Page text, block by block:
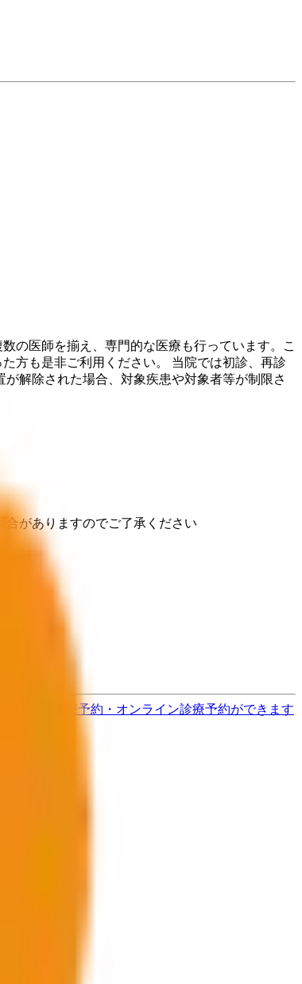
の医師を揃え、専門的な医療も行っています。こ
方も是非ご利用ください。 当院では初診、再診
解除された場合、対象疾患や対象者等が制限さ
がありますのでご了承ください
んの対面診療予約・オンライン診療予約ができます